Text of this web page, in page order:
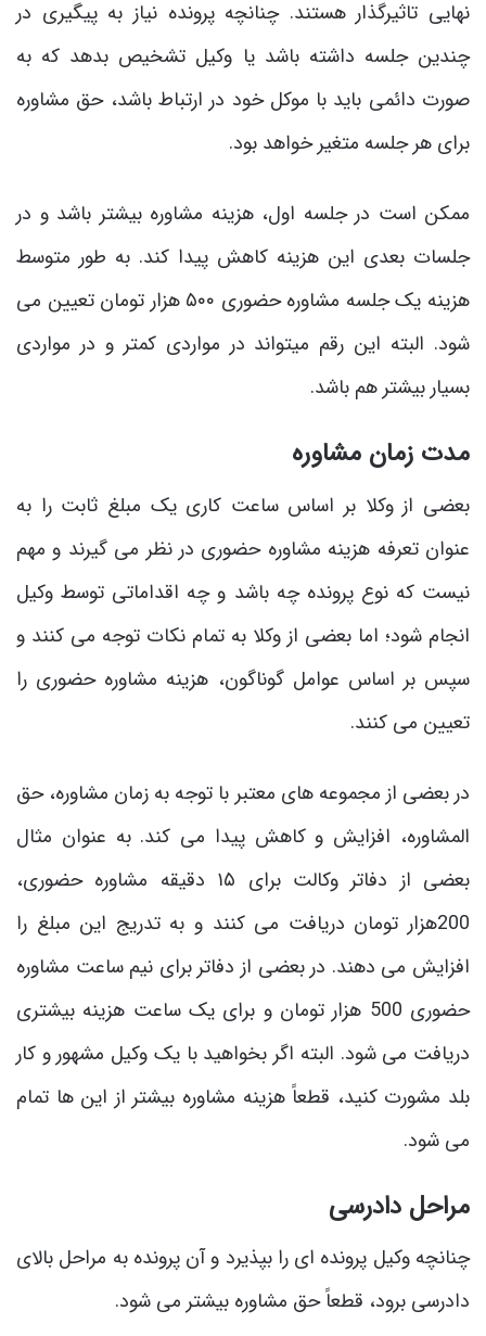
نهایی تاثیرگذار هستند. چنانچه پرونده نیاز به پیگیری در
چندین جلسه داشته باشد یا وکیل تشخیص بدهد که به
صورت دائمی باید با موکل خود در ارتباط باشد، حق مشاوره
برای هر جلسه متغیر خواهد بود.
ممکن است در جلسه اول، هزینه مشاوره بیشتر باشد و در
جلسات بعدی این هزینه کاهش پیدا کند. به طور متوسط
هزینه یک جلسه مشاوره حضوری ۵۰۰ هزار تومان تعیین می
‌شود. البته این رقم میتواند در مواردی کمتر و در مواردی
بسیار بیشتر هم باشد.
مدت زمان مشاوره
بعضی از وکلا بر اساس ساعت کاری یک مبلغ ثابت را به
عنوان تعرفه هزینه مشاوره حضوری در نظر می ‌گیرند و مهم
نیست که نوع پرونده چه باشد و چه اقداماتی توسط وکیل
انجام شود؛ اما بعضی از وکلا به تمام نکات توجه می ‌کنند و
سپس بر اساس عوامل گوناگون، هزینه مشاوره حضوری را
تعیین می ‌کنند.
در بعضی از مجموعه ‌های معتبر با توجه به زمان مشاوره، حق
المشاوره، افزایش و کاهش پیدا می ‌کند. به عنوان مثال
بعضی از دفاتر وکالت برای ۱۵ دقیقه مشاوره حضوری،
200هزار تومان دریافت می‌ کنند و به تدریج این مبلغ را
افزایش می‌ دهند. در بعضی از دفاتر برای نیم ساعت مشاوره
حضوری 500 هزار تومان و برای یک ساعت هزینه بیشتری
دریافت می‌ شود. البته اگر بخواهید با یک وکیل مشهور و کار
بلد مشورت کنید، قطعاً هزینه مشاوره بیشتر از این ‌ها تمام
می ‌شود.
مراحل دادرسی
چنانچه وکیل پرونده ‌ای را بپذیرد و آن پرونده به مراحل بالای
دادرسی برود، قطعاً حق مشاوره بیشتر می‌ شود.